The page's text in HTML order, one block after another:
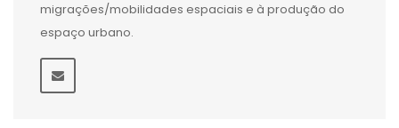
migrações/mobilidades espaciais e à produção do
espaço urbano.